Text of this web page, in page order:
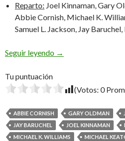
Reparto: Joel Kinnaman, Gary
Abbie Cornish, Michael K.
Samuel L. Jackson, Jay
Seguir leyendo RoboCop
→
Tu puntuación
(Votos: 0
ABBIE CORNISH GARY OLDMAN
JAY BARUCHEL
JOEL KINNAMAN
MICHAEL K. WILLIAMS
MICHAEL